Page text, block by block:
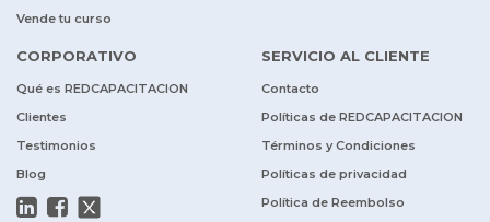
Vende tu curso
CORPORATIVO
Qué es REDCAPACITACION
Clientes
Testimonios
Blog
SERVICIO AL CLIENTE
Contacto
Políticas de REDCAPACITACION
Términos y Condiciones
Políticas de privacidad
Política de Reembolso